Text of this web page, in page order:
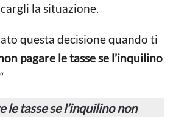
la situazione.
questa decisione quando ti
pagare le tasse se l’inquilino
“
le tasse se l’inquilino non